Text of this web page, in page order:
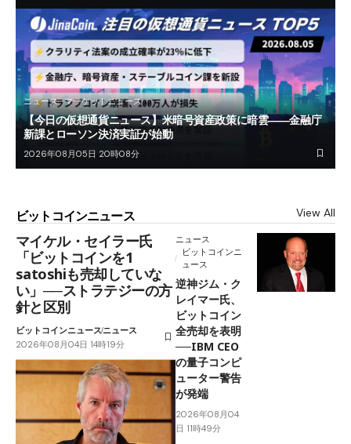
ニュース マーケットニュース
【今日の仮想通貨ニュース】米暗号資産政策に暗雲――金融庁
新課とローソン決済実証が始動
2026年08月05日 20時08分
ビットコインニュース View All
マイケル・セイラー氏
「ビットコインを1
satoshiも売却していな
い」──ストラテジーの方
針と区別
ビットコインニュースニュース
2026年08月04日 14時19分
ニュース
ビットコインニ
ュース
逆神ジム・ク
レイマー氏、
ビットコイン
全売却を表明
──IBM CEO
の量子コンピ
ューター警告
が発端
2026年08月04
日 11時49分